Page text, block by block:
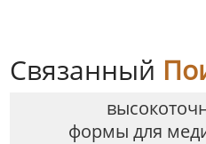
Связанный
формы для